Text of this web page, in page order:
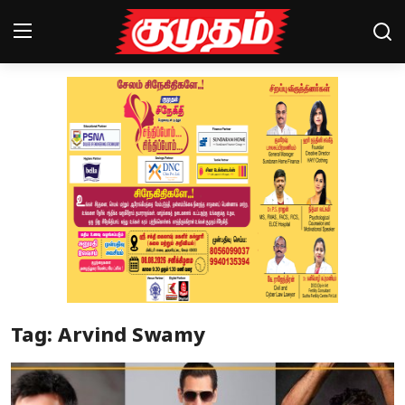
Magazines
Special Story
Tag: Arvind Swamy